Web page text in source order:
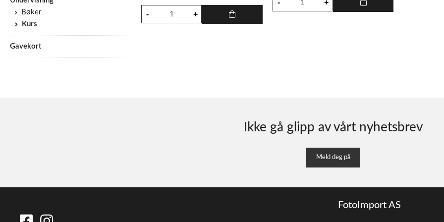
Bøker
Kurs
Gavekort
Ikke gå glipp av vårt nyhetsbrev
Meld deg på
FotoImport AS